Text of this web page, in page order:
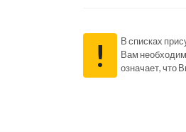
! В списках
Вам
означает, что